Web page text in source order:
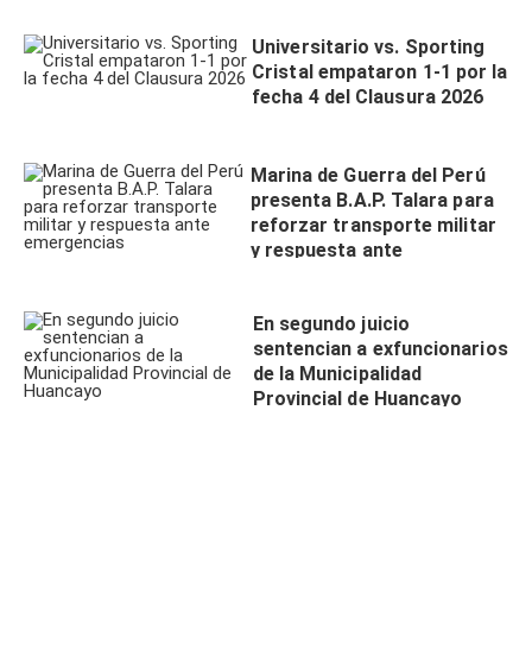
Universitario vs. Sporting
Cristal empataron 1-1 por la
fecha 4 del Clausura 2026
Marina de Guerra del Perú
presenta B.A.P. Talara para
reforzar transporte militar
y respuesta ante
En segundo juicio
sentencian a exfuncionarios
de la Municipalidad
Provincial de Huancayo